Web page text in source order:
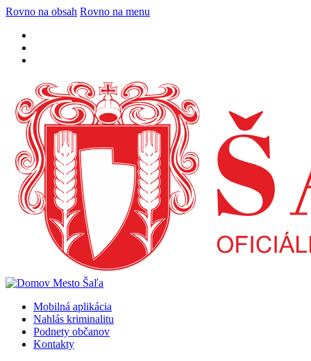
Rovno na obsah Rovno na menu
Mobilná aplikácia
Nahlás kriminalitu
Podnety občanov
Kontakty